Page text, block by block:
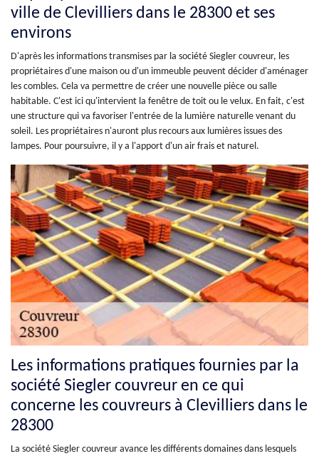
ville de Clevilliers dans le 28300 et ses
environs
D'après les informations transmises par la société Siegler couvreur, les
propriétaires d'une maison ou d'un immeuble peuvent décider d'aménager
les combles. Cela va permettre de créer une nouvelle pièce ou salle
habitable. C'est ici qu'intervient la fenêtre de toit ou le velux. En fait, c'est
une structure qui va favoriser l'entrée de la lumière naturelle venant du
soleil. Les propriétaires n'auront plus recours aux lumières issues des
lampes. Pour poursuivre, il y a l'apport d'un air frais et naturel.
Les informations pratiques fournies par la
société Siegler couvreur en ce qui
concerne les couvreurs à Clevilliers dans le
28300
La société Siegler couvreur avance les différents domaines dans lesquels